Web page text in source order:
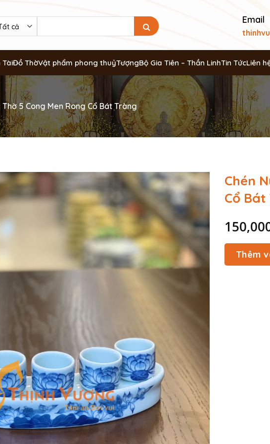
Email
TàiĐồ ThờVật phẩm phong thuỷTượngBộ Gia Tiên – Thần LinhTin TứcLiên
Thờ 5 Cong Men Rong Cổ Bát Tràng
Chén
Cổ
Thêm